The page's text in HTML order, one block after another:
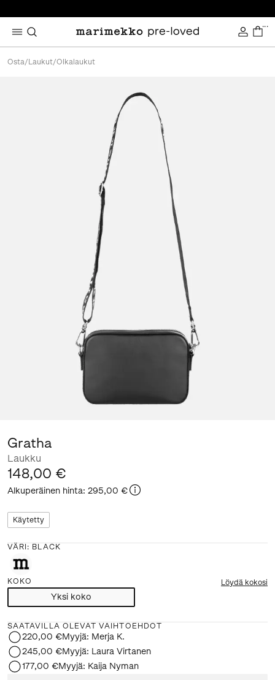
...
Osta/ Laukut/Olkalaukut
Gratha
Laukku
148,00 €
Alkuperäinen hinta: 295,00 €
Käytetty
VÄRI : BLACK
KOKO Löydä kokosi
Yksi koko
SAATAVILLA OLEVAT VAIHTOEHDOT
220,00 €Myyjä: Merja K.
245,00 €Myyjä: Laura Virtanen
177,00 €Myyjä: Kaija Nyman